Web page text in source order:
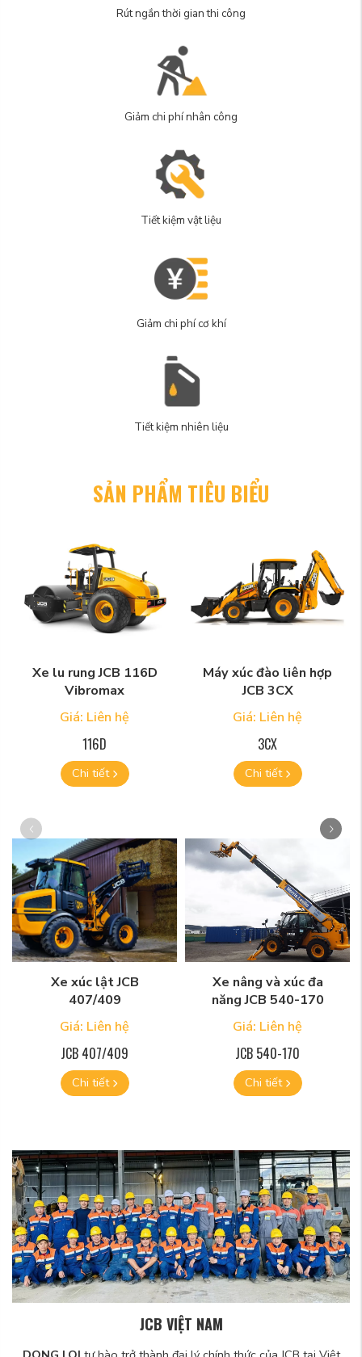
Rút ngắn thời gian thi công
Giảm chi phí nhân công
Tiết kiệm vật liệu
Giảm chi phí cơ khí
Tiết kiệm nhiên liệu
SẢN PHẨM TIÊU BIỂU
Xe lu rung JCB 116D
Vibromax
Giá: Liên hệ
116D
Chi tiết
Máy xúc đào liên hợp
JCB 3CX
Giá: Liên hệ
3CX
Chi tiết
Xe xúc lật JCB
407/409
Giá: Liên hệ
JCB 407/409
Chi tiết
Xe nâng và xúc đa
năng JCB 540-170
Giá: Liên hệ
JCB 540-170
Chi tiết
JCB VIỆT NAM